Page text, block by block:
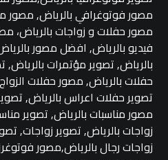
مصور فوتوغرافي بالرياض, مصور
مصور حفلات و زواجات بالرياض،
فيديو بالرياض, افضل مصور
بالرياض, تصوير مؤتمرات بالرياض,
حفلات بالرياض, مصور حفلات
تصوير حفلات اعراس بالرياض,
مصور مناسبات بالرياض, تصوير
زواجات بالرياض, تصوير زواجات,
زواجات رجال بالرياض,مصور